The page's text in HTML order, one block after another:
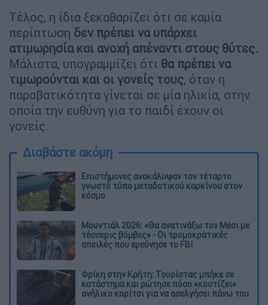
Τέλος, η ίδια ξεκαθαρίζει ότι σε καμία
περίπτωση δεν πρέπει να υπάρχει
ατιμωρησία και ανοχή απέναντι στους θύτες.
Μάλιστα, υπογραμμίζει ότι θα πρέπει να
τιμωρούνται και οι γονείς τους, όταν η
παραβατικότητα γίνεται σε μία ηλικία, στην
οποία την ευθύνη για το παιδί έχουν οι
γονείς.
Διαβάστε ακόμη
Επιστήμονες ανακάλυψαν τον τέταρτο
γνωστό τύπο μεταδοτικού καρκίνου στον
κόσμο
Μουντιάλ 2026: «Θα ανατινάξω τον Μέσι με
τέσσερις βόμβες» - Οι τρομοκρατικές
απειλές που ερεύνησε το FBI
Φρίκη στην Κρήτη: Τουρίστας μπήκε σε
κατάστημα και ρώτησε πόσο «κοστίζει»
ανήλικο κορίτσι για να ασελγήσει πάνω του